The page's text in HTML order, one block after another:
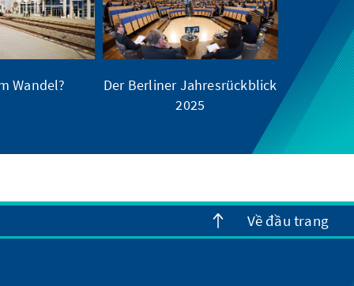
Wandel?
Der Berliner Jahresrückblick
2025
Về đầu trang